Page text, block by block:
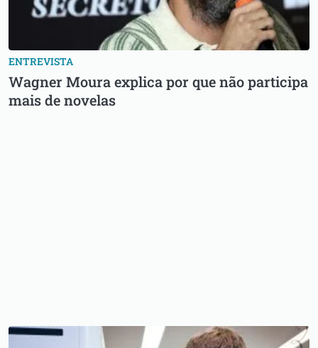
ENTREVISTA
Wagner Moura explica por que não participa
mais de novelas